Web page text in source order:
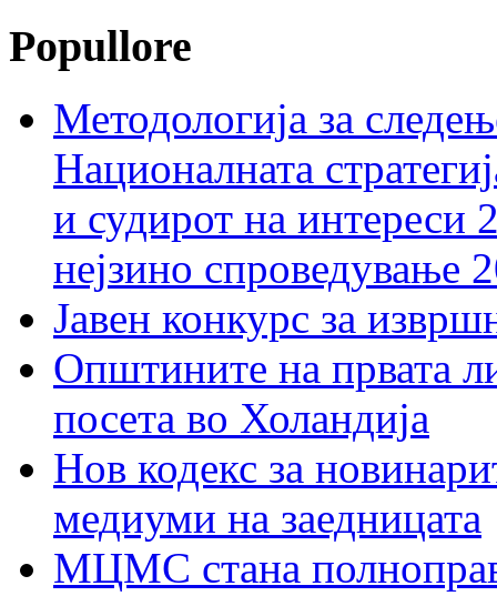
Popullore
Методологија за
Националната
и судирот на интереси
нејзино спроведување
Јавен конкурс за
Општините на првата
посета во Холандија
Нов кодекс за
медиуми на заедницата
МЦМС стана